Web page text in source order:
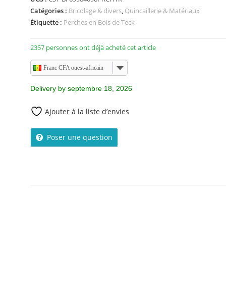
u
r
5
Catégories : Bricolage & divers, Quincaillerie & Matériaux
Étiquette : Perches en Bois de Teck
2357 personnes ont déjà acheté cet article
Franc CFA ouest-africain
Delivery by septembre 18, 2026
Ajouter à la liste d’envies
Poser une question